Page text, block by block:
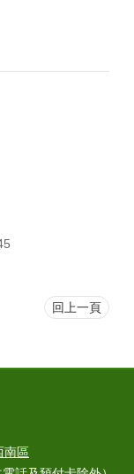
回上一頁
南區